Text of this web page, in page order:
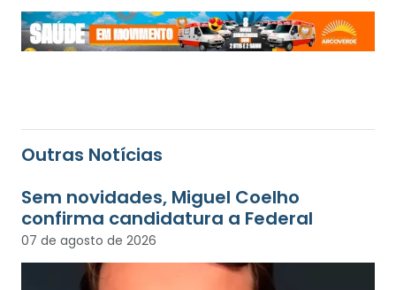
Outras Notícias
Sem novidades, Miguel Coelho
confirma candidatura a Federal
07 de agosto de 2026